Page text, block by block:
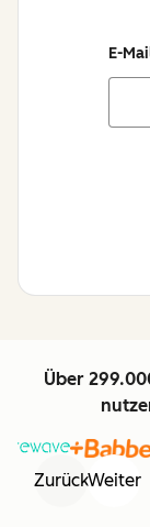
E-
Über
ZurückWeiter